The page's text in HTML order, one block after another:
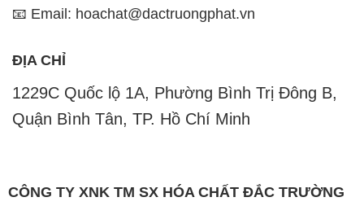
📧 Email: hoachat@dactruongphat.vn
ĐỊA CHỈ
1229C Quốc lộ 1A, Phường Bình Trị Đông B,
Quận Bình Tân, TP. Hồ Chí Minh
CÔNG TY XNK TM SX HÓA CHẤT ĐẮC TRƯỜNG